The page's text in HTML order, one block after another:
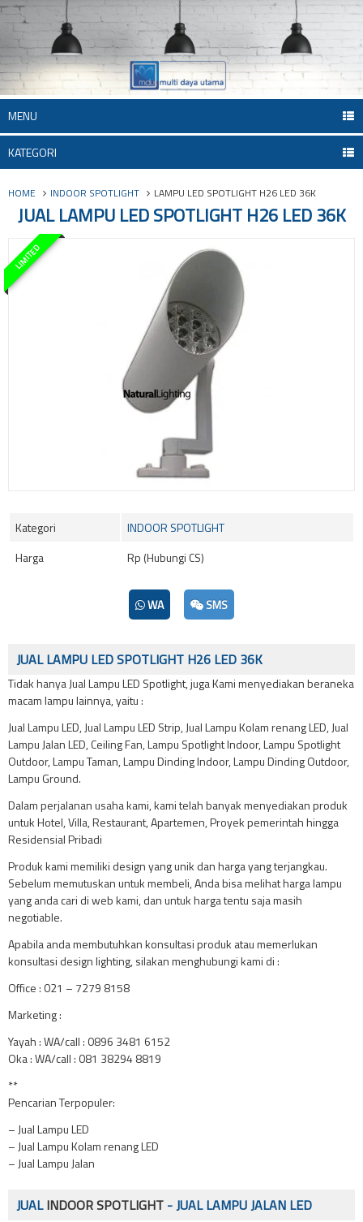
MENU
KATEGORI
HOME INDOOR SPOTLIGHT LAMPU LED SPOTLIGHT H26 LED 36K
JUAL LAMPU LED SPOTLIGHT H26 LED 36K
LIMITED
Kategori
INDOOR SPOTLIGHT
Harga
Rp (Hubungi CS)
WA SMS
JUAL LAMPU LED SPOTLIGHT H26 LED 36K
Tidak hanya Jual Lampu LED Spotlight, juga Kami menyediakan beraneka
macam lampu lainnya, yaitu :
Jual Lampu LED, Jual Lampu LED Strip, Jual Lampu Kolam renang LED, Jual
Lampu Jalan LED, Ceiling Fan, Lampu Spotlight Indoor, Lampu Spotlight
Outdoor, Lampu Taman, Lampu Dinding Indoor, Lampu Dinding Outdoor,
Lampu Ground.
Dalam perjalanan usaha kami, kami telah banyak menyediakan produk
untuk Hotel, Villa, Restaurant, Apartemen, Proyek pemerintah hingga
Residensial Pribadi
Produk kami memiliki design yang unik dan harga yang terjangkau.
Sebelum memutuskan untuk membeli, Anda bisa melihat harga lampu
yang anda cari di web kami, dan untuk harga tentu saja masih
negotiable.
Apabila anda membutuhkan konsultasi produk atau memerlukan
konsultasi design lighting, silakan menghubungi kami di :
Office : 021 – 7279 8158
Marketing :
Yayah : WA/call : 0896 3481 6152
Oka : WA/call : 081 38294 8819
**
Pencarian Terpopuler:
– Jual Lampu LED
– Jual Lampu Kolam renang LED
– Jual Lampu Jalan
JUALINDOOR SPOTLIGHT - JUAL LAMPU JALAN LED